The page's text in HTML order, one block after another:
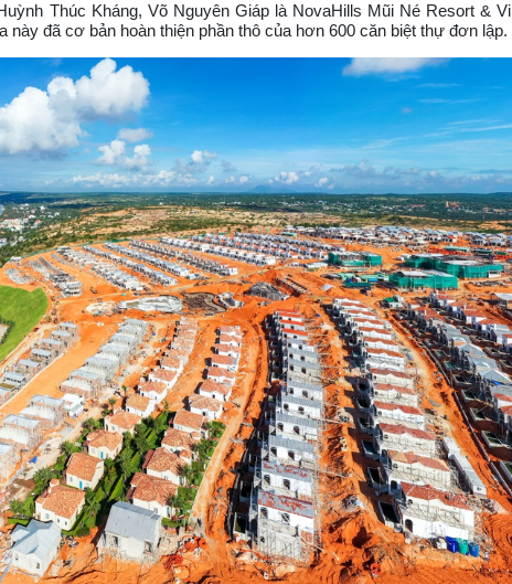
Thúc Kháng, Võ Nguyên Giáp là NovaHills Mũi Né Resort &
này đã cơ bản hoàn thiện phần thô của hơn 600 căn biệt thự đơn lập.